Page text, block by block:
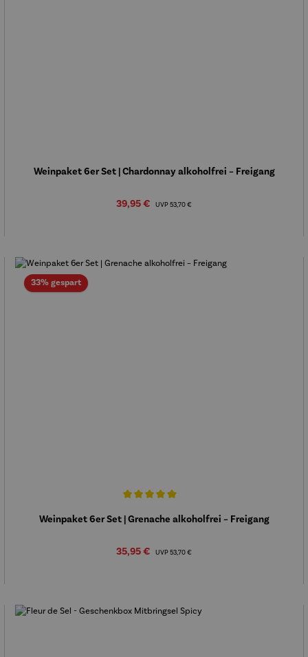
Weinpaket 6er Set | Chardonnay alkoholfrei – Freigang
Verkaufspreis:
39,95 € UVP Regulärer Preis:
53,70 €
33% gespartRabatt
Weinpaket 6er Set | Grenache alkoholfrei – Freigang
Verkaufspreis:
35,95 € UVP Regulärer Preis:
53,70 €